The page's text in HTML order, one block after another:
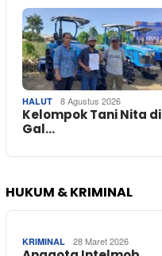
HALUT 8 Agustus 2026
Kelompok Tani Nita di
Gal…
HUKUM & KRIMINAL
KRIMINAL 28 Maret 2026